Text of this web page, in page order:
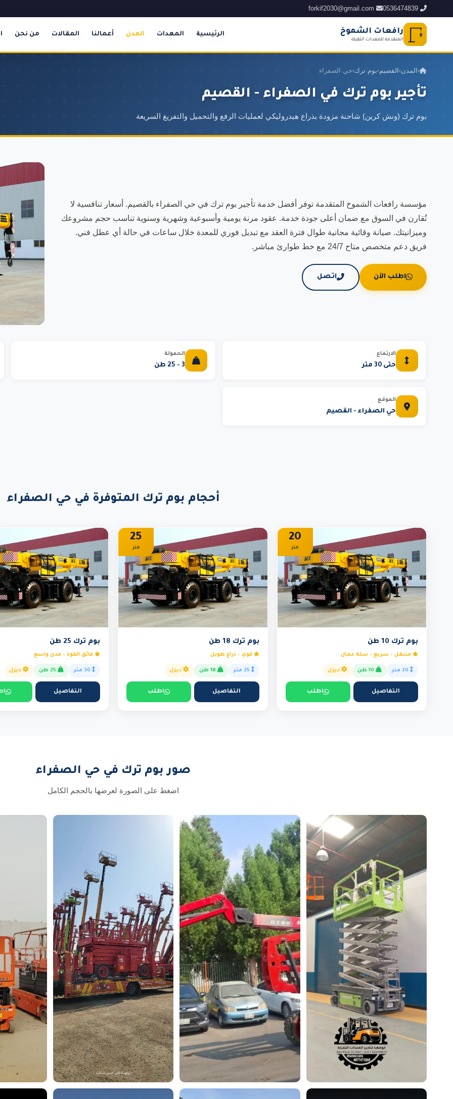
0536474839
forkif2030@gmail.com
رافعات الشموخ
المتقدمة للمعدات الثقيلة
الرئيسية المعدات المدن أعمالنا المقالات من نحن
› المدن› القصيم›بوم ترك›حي الصفراء
تأجير بوم ترك في الصفراء - القصيم
بوم ترك (ونش كرين) شاحنة مزودة بذراع هيدروليكي لعمليات الرفع والتحميل والتفريغ السريعة
مؤسسة رافعات الشموخ المتقدمة توفر أفضل خدمة تأجير بوم ترك في حي الصفراء بالقصيم. أسعار تنافسية لا
تُقارن في السوق مع ضمان أعلى جودة خدمة. عقود مرنة يومية وأسبوعية وشهرية وسنوية تناسب حجم مشروعك
وميزانيتك. صيانة وقائية مجانية طوال فترة العقد مع تبديل فوري للمعدة خلال ساعات في حالة أي عطل فني.
فريق دعم متخصص متاح 24/7 مع خط طوارئ مباشر.
اطلب الآن اتصل
الارتفاع
حتى 30 متر
الحمولة
3 - 25 طن
الموقع
حي الصفراء - القصيم
أحجام بوم ترك المتوفرة في حي الصفراء
20
متر
بوم ترك 10 طن
متنقل - سريع - سلة عمال
ديزل
التفاصيل اطلب
25
متر
بوم ترك 18 طن
قوي - ذراع طويل
ديزل
التفاصيل اطلب
بوم ترك 25 طن
فائق القوة - مدى واسع
ديزل
التفاصيل
صور بوم ترك في حي الصفراء
اضغط على الصورة لعرضها بالحجم الكامل